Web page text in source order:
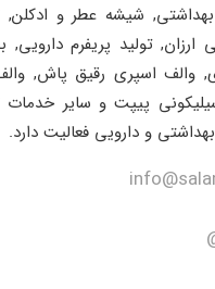
شیشه عطر و
تولید پریفرم
والف اسپری رقیق پاش,
پیپت و سایر خدمات
و دارویی فعالیت دارد.